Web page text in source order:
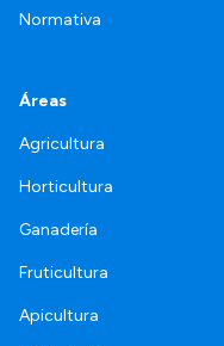
Normativa
Áreas
Agricultura
Horticultura
Ganadería
Fruticultura
Apicultura